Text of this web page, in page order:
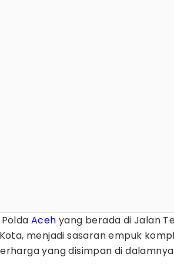
Aceh yang berada di Jalan
menjadi sasaran empuk
yang disimpan di